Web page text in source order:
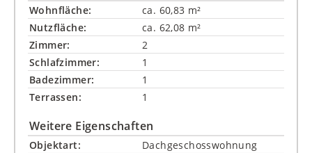
Wohnfläche:
ca. 60,83 m²
Nutzfläche:
ca. 62,08 m²
Zimmer:
2
Schlafzimmer:
1
Badezimmer:
1
Terrassen:
1
Weitere Eigenschaften
Objektart:
Dachgeschosswohnung